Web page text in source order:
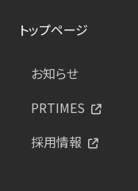
トップページ
お知らせ
PRTIMES
採用情報